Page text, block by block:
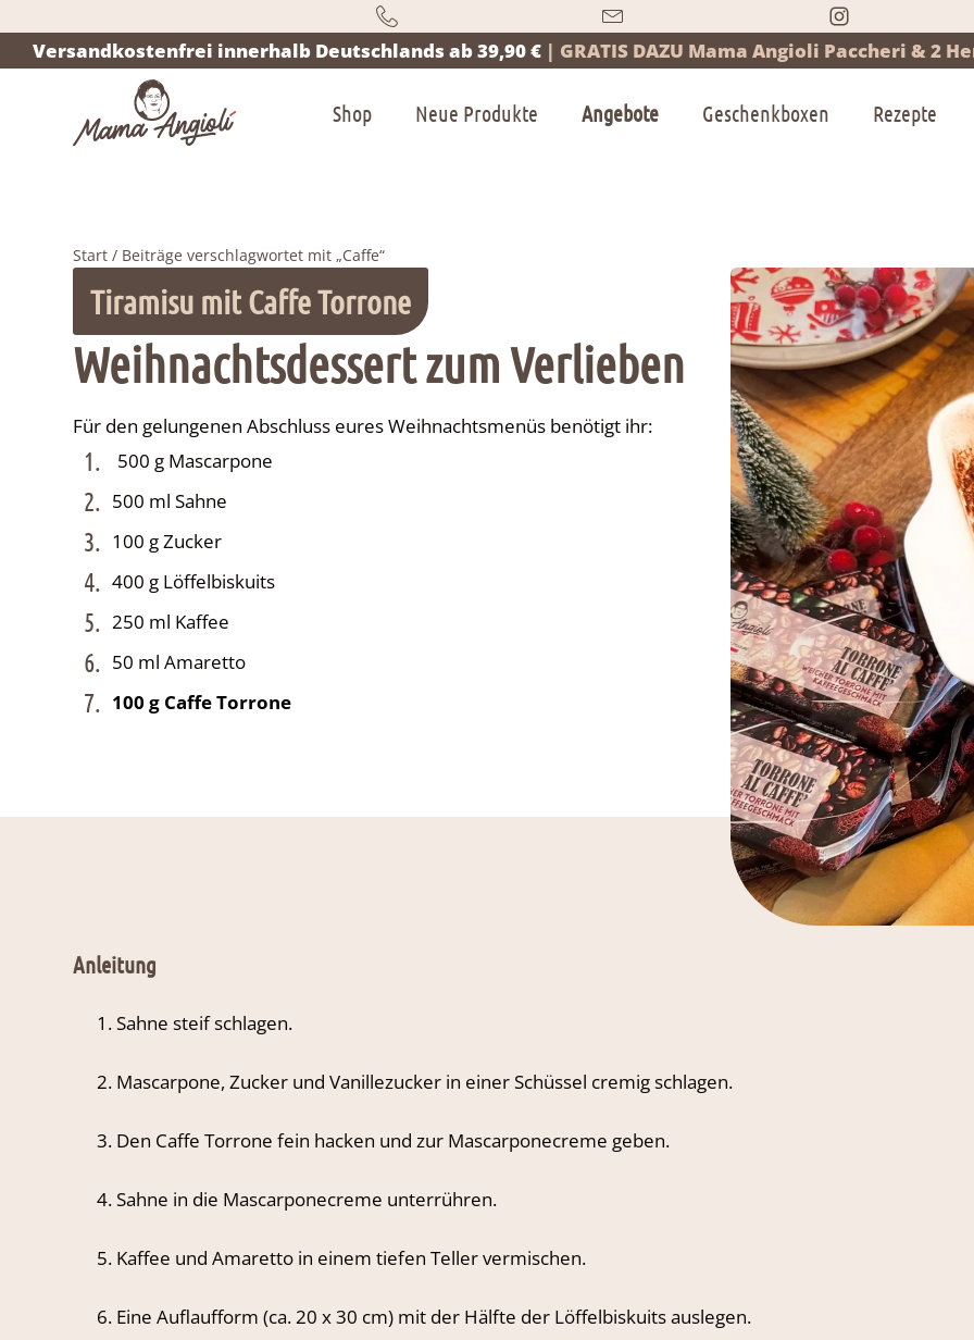
Versandkostenfrei innerhalb Deutschlands ab 39,90 € | GRATIS DAZU Mama Angioli Paccheri & 2
Shop Neue Produkte Angebote Geschenkboxen Rezepte
Start / Beiträge verschlagwortet mit „Caffe“
Tiramisu mit Caffe Torrone
Weihnachtsdessert zum Verlieben
Für den gelungenen Abschluss eures Weihnachtsmenüs benötigt ihr:
1. 500 g Mascarpone
2. 500 ml Sahne
3. 100 g Zucker
4. 400 g Löffelbiskuits
5. 250 ml Kaffee
6. 50 ml Amaretto
7. 100 g Caffe Torrone
Anleitung
Sahne steif schlagen.
Mascarpone, Zucker und Vanillezucker in einer Schüssel cremig schlagen.
Den Caffe Torrone fein hacken und zur Mascarponecreme geben.
Sahne in die Mascarponecreme unterrühren.
Kaffee und Amaretto in einem tiefen Teller vermischen.
Eine Auflaufform (ca. 20 x 30 cm) mit der Hälfte der Löffelbiskuits auslegen.